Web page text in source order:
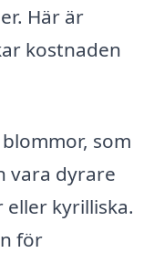
Här är
kostnaden
blommor, som
vara dyrare
kyrilliska.
för